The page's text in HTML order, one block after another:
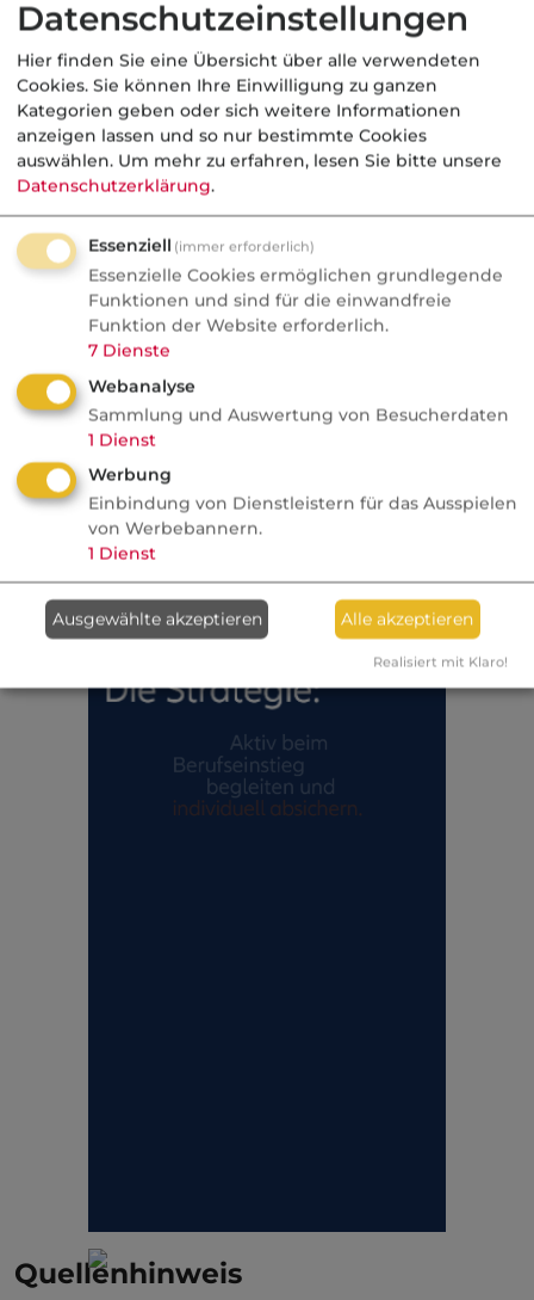
Alleinverdiener abgesichert sein. Aber was,
wenn der Elternteil stirbt, der sich im Haushalt
um zwei kleine Kinder kümmert? Es ist zwar
kein bares Einkommen zu ersetzen, aber eine
Leistung, die sehr viel wert ist. Hier ist es
vielleicht zweckmäßig, mehrere Personen zu
versichern. Bei der so genannten Versicherung
verbundener Leben können sich Eltern, aber
auch Geschäftspartner, gemeinsam in einem
Vertrag versichern. Die Versicherungssumme
wird jedoch nur beim Tod des Erststerbenden
fällig, danach erlischt die Police. Sind dann
immer noch Kinder abzusichern, muss der
überlebende Partner einen neuen Vertrag
abschließen.
Quellenhinweis
Datenschutzeinstellungen
Hier finden Sie eine Übersicht über alle verwendeten
Cookies. Sie können Ihre Einwilligung zu ganzen
Kategorien geben oder sich weitere Informationen
anzeigen lassen und so nur bestimmte Cookies
auswählen. Um mehr zu erfahren, lesen Sie bitte unsere
Datenschutzerklärung.
Essenziell (immer erforderlich)
Essenzielle Cookies ermöglichen grundlegende
Funktionen und sind für die einwandfreie
Funktion der Website erforderlich.
7 Dienste
Webanalyse
Sammlung und Auswertung von Besucherdaten
1 Dienst
Werbung
Einbindung von Dienstleistern für das Ausspielen
von Werbebannern.
1 Dienst
Ausgewählte akzeptieren Alle akzeptieren
Realisiert mit Klaro!